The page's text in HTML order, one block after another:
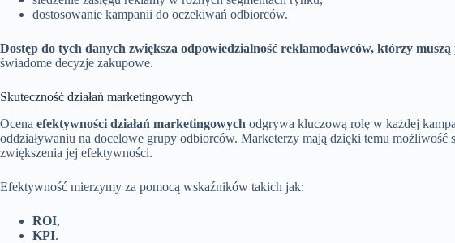
dostosowanie kampanii do oczekiwań odbiorców.
Dostęp do tych danych zwiększa odpowiedzialność reklamodawców, którzy
świadome decyzje zakupowe.
Skuteczność działań marketingowych
Ocena efektywności działań marketingowych odgrywa kluczową rolę w każdej
oddziaływaniu na docelowe grupy odbiorców. Marketerzy mają dzięki temu
zwiększenia jej efektywności.
Efektywność mierzymy za pomocą wskaźników takich jak:
ROI,
KPI.